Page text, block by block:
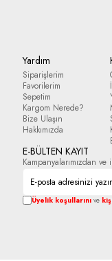
Yardım
Siparişlerim
Favorilerim
Sepetim
Kargom Nerede?
Bize Ulaşın
Hakkımızda
E-BÜLTEN KAYIT
Kampanyalarımızdan
Üyelik koşullarını ve